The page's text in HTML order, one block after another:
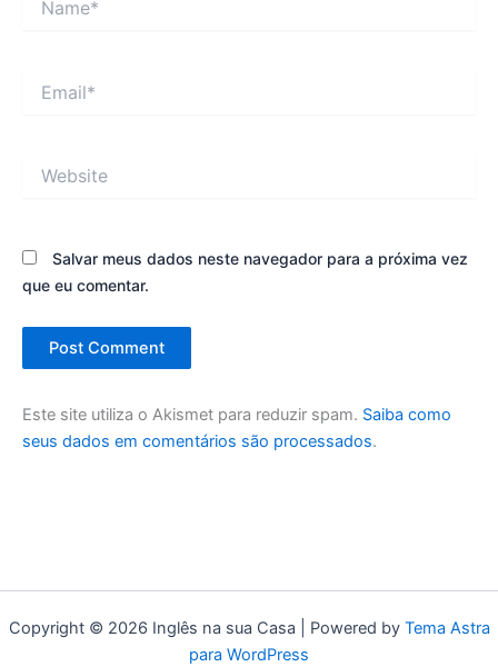
Salvar meus dados neste navegador para a próxima vez
que eu comentar.
Este site utiliza o Akismet para reduzir spam. Saiba como
seus dados em comentários são processados.
Copyright © 2026 Inglês na sua Casa | Powered by Tema Astra
para WordPress